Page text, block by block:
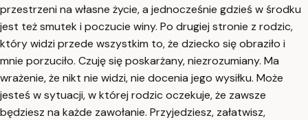
przestrzeni na własne życie, a jednocześnie gdzieś w środku
jest też smutek i poczucie winy. Po drugiej stronie z rodzic,
który widzi przede wszystkim to, że dziecko się obraziło i
mnie porzuciło. Czuję się poskarżany, niezrozumiany. Ma
wrażenie, że nikt nie widzi, nie docenia jego wysiłku. Może
jesteś w sytuacji, w której rodzic oczekuje, że zawsze
będziesz na każde zawołanie. Przyjedziesz, załatwisz,